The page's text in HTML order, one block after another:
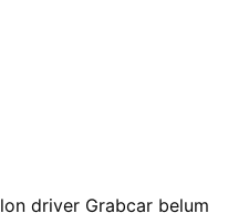
driver Grabcar belum